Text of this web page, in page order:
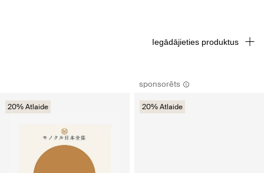
20% Atlaide
sponsorēts
20% Atlaide
Iegādājieties produktus